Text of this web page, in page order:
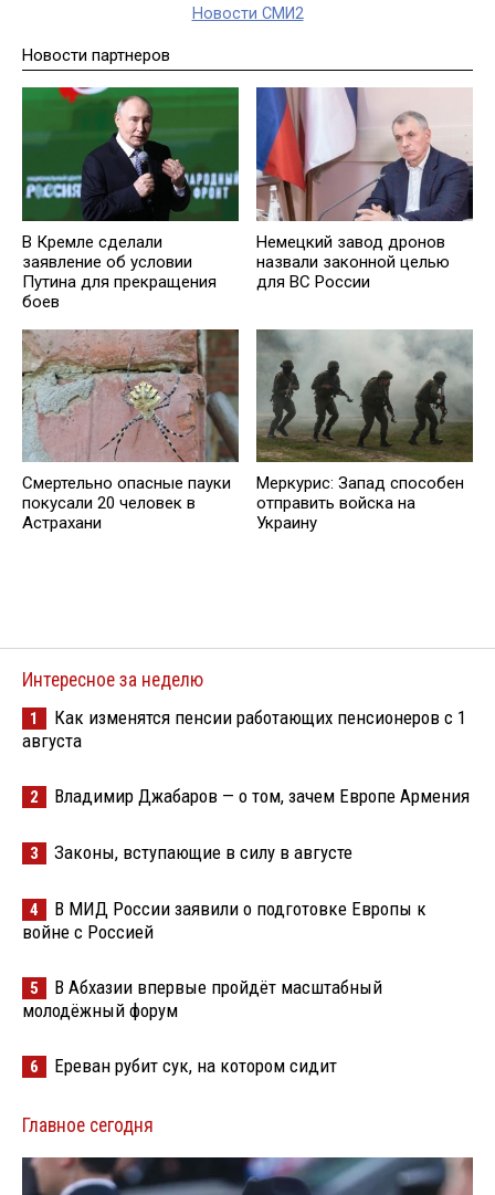
Новости СМИ2
Новости партнеров
В Кремле сделали
заявление об условии
Путина для прекращения
боев
Немецкий завод дронов
назвали законной целью
для ВС России
Смертельно опасные пауки
покусали 20 человек в
Астрахани
Меркурис: Запад способен
отправить войска на
Украину
Интересное за неделю
1
Как изменятся пенсии работающих пенсионеров с 1
августа
2 Владимир Джабаров — о том, зачем Европе Армения
3 Законы, вступающие в силу в августе
4
В МИД России заявили о подготовке Европы к
войне с Россией
5
В Абхазии впервые пройдёт масштабный
молодёжный форум
6 Ереван рубит сук, на котором сидит
Главное сегодня